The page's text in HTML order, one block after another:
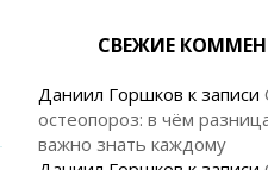
СВЕЖИЕ
Даниил Горшков к записи
остеопороз: в чём
важно знать каждому